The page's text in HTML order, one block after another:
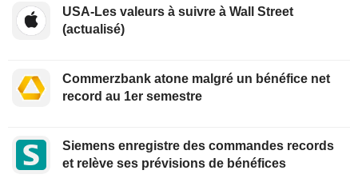
USA-Les valeurs à suivre à Wall Street
(actualisé)
Commerzbank atone malgré un bénéfice net
record au 1er semestre
Siemens enregistre des commandes records
et relève ses prévisions de bénéfices